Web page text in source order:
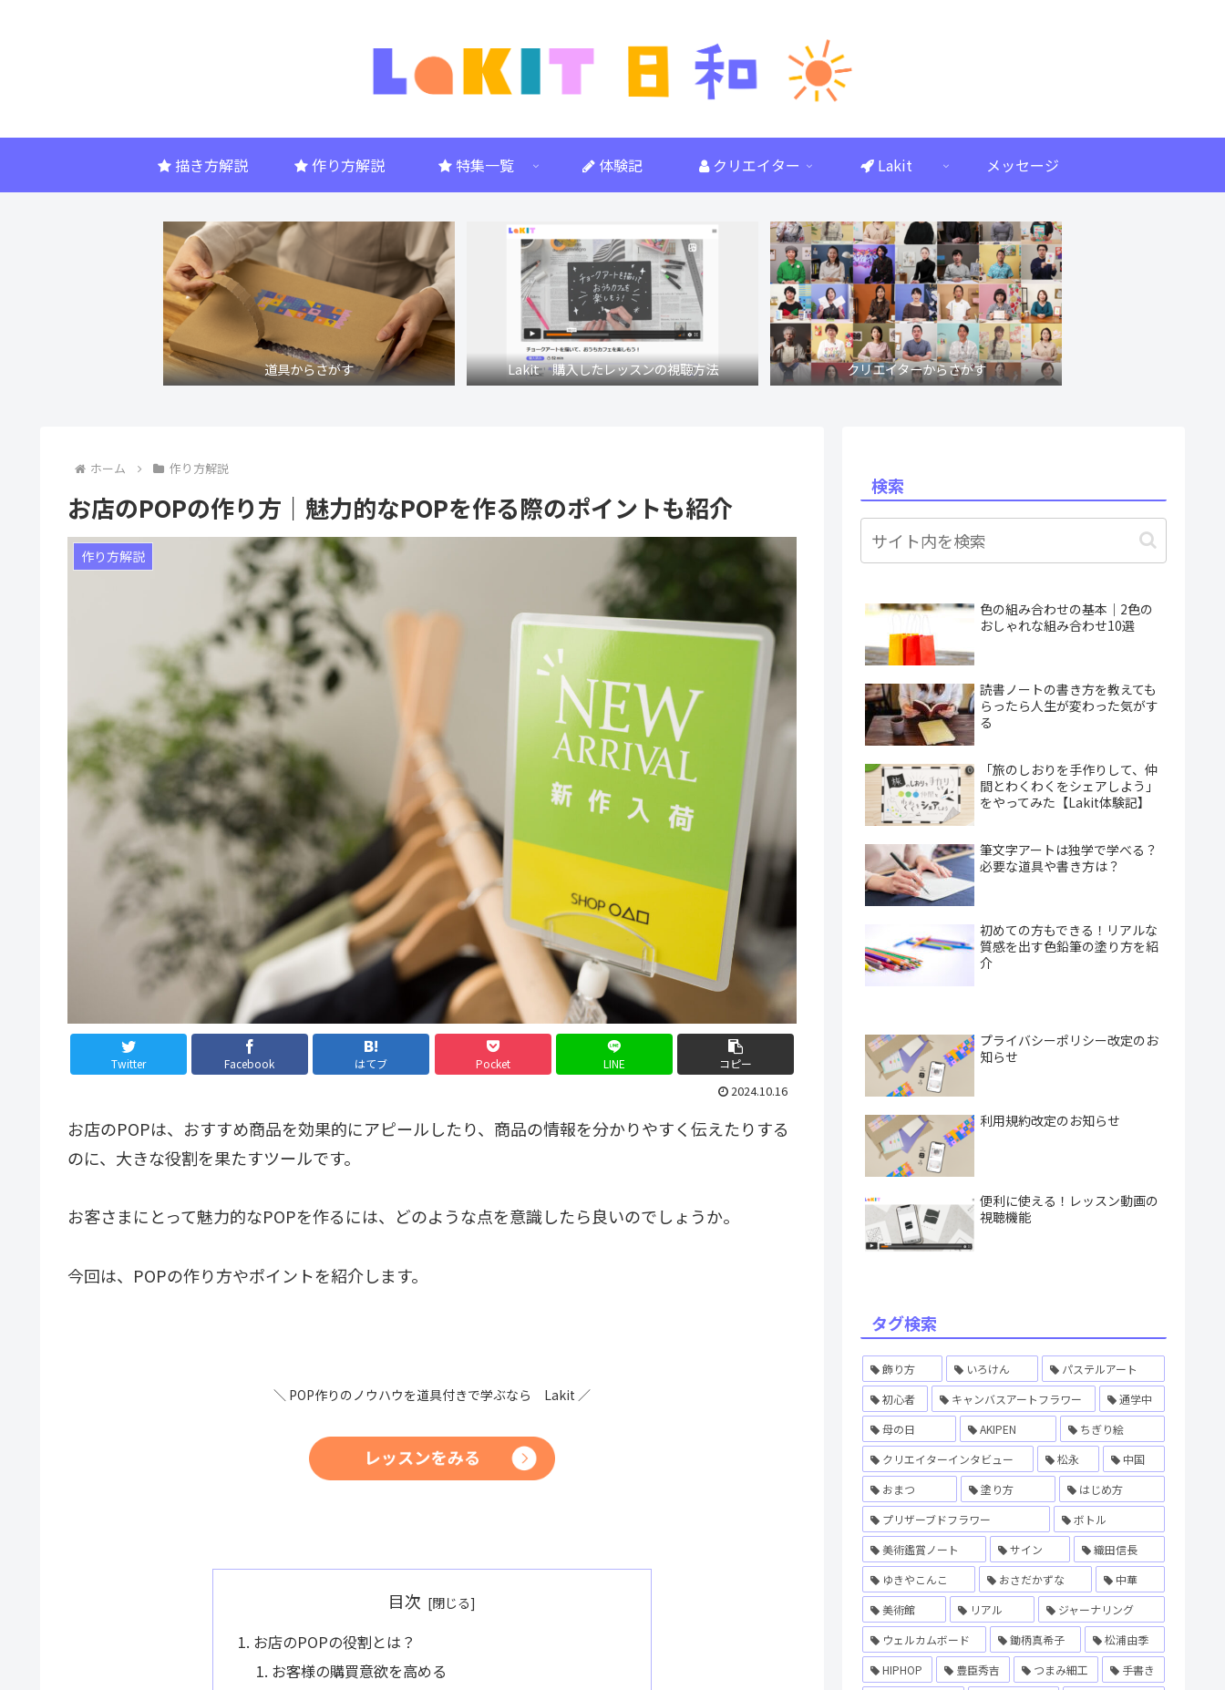
描き方解説 作り方解説 特集一覧 体験記 クリエイター Lakit メッセージ
道具からさがす Lakit 購入したレッスンの視聴方法 クリエイターからさがす
ホーム 作り方解説
お店のPOPの作り方｜魅力的なPOPを作る際のポイントも紹介
作り方解説
Twitter Facebook はてブ Pocket LINE コピー
2024.10.16
お店のPOPは、おすすめ商品を効果的にアピールしたり、商品の情報を分かりやすく伝えたりする
のに、大きな役割を果たすツールです。
お客さまにとって魅力的なPOPを作るには、どのような点を意識したら良いのでしょうか。
今回は、POPの作り方やポイントを紹介します。
＼ POP作りのノウハウを道具付きで学ぶなら Lakit ／
目次
お店のPOPの役割とは？
お客様の購買意欲を高める
検索
色の組み合わせの基本｜2色の
おしゃれな組み合わせ10選
読書ノートの書き方を教えても
らったら人生が変わった気がす
る
「旅のしおりを手作りして、仲
間とわくわくをシェアしよう」
をやってみた【Lakit体験記】
筆文字アートは独学で学べる？
必要な道具や書き方は？
初めての方もできる！リアルな
質感を出す色鉛筆の塗り方を紹
介
プライバシーポリシー改定のお
知らせ
利用規約改定のお知らせ
便利に使える！レッスン動画の
視聴機能
タグ検索
飾り方 いろけん
パステルアート
初心者
キャンバスアートフラワー
通学中
母の日
AKIPEN
ちぎり絵
クリエイターインタビュー
松永
中国
おまつ
塗り方
はじめ方
プリザーブドフラワー
ボトル
美術鑑賞ノート
サイン
織田信長
ゆきやこんこ
おさだかずな
中華
美術館
リアル
ジャーナリング
ウェルカムボード
鋤柄真希子
松浦由季
HIPHOP
豊臣秀吉 つまみ細工
手書き